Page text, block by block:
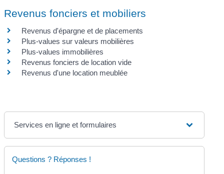
Revenus fonciers et mobiliers
Revenus d'épargne et de placements
Plus-values sur valeurs mobilières
Plus-values immobilières
Revenus fonciers de location vide
Revenus d'une location meublée
Services en ligne et formulaires
Questions ? Réponses !